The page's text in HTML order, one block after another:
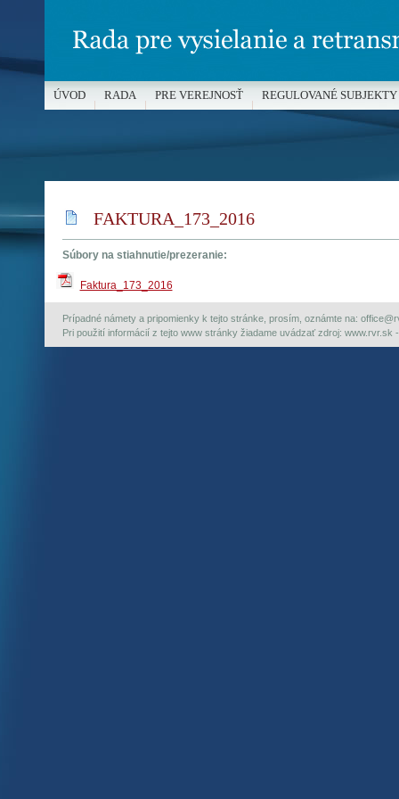
FAKTURA_173_2016
Súbory na stiahnutie/prezeranie:
Faktura_173_2016
Prípadné námety a pripomienky k tejto stránke, prosím, oznámte na:
Pri použití informácií z tejto www stránky žiadame uvádzať zdroj: www.rvr.sk
ÚVOD RADA PRE VEREJNOSŤ REGULOVANÉ SUBJEKTY